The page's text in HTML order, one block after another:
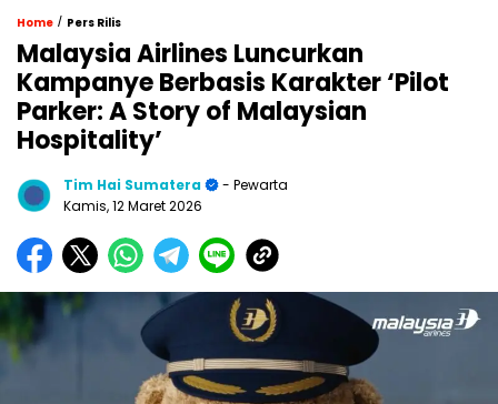
Home / Pers Rilis
Malaysia Airlines Luncurkan
Kampanye Berbasis Karakter ‘Pilot
Parker: A Story of Malaysian
Hospitality’
Tim Hai Sumatera
- Pewarta
Kamis, 12 Maret 2026